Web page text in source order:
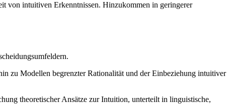
von intuitiven Erkenntnissen. Hinzukommen in geringerer
zu Modellen begrenzter Rationalität und der Einbeziehung intuitiver
theoretischer Ansätze zur Intuition, unterteilt in linguistische,